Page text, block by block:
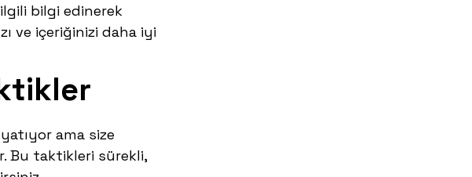
ilgili bilgi edinerek
ve içeriğinizi daha iyi
ama size
Bu taktikleri sürekli,